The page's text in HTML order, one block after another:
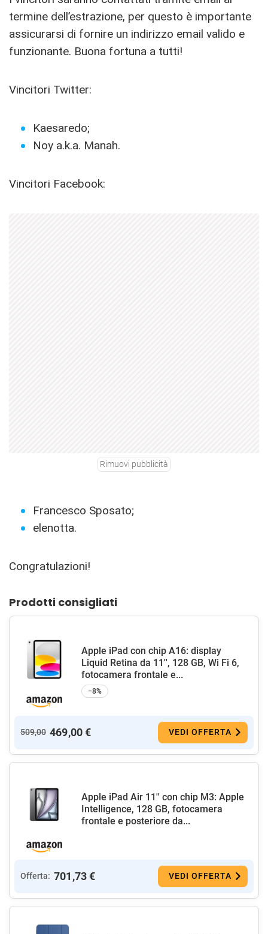
termine dell’estrazione, per questo è importante
assicurarsi di fornire un indirizzo email valido e
funzionante. Buona fortuna a tutti!
Vincitori Twitter:
Kaesaredo;
Noy a.k.a. Manah.
Vincitori Facebook:
Rimuovi pubblicità
Francesco Sposato;
elenotta.
Congratulazioni!
Prodotti consigliati
Apple iPad con chip A16: display
Liquid Retina da 11'', 128 GB, Wi Fi 6,
fotocamera frontale e...
−8%
509,00 469,00 € VEDI OFFERTA
Apple iPad Air 11'' con chip M3: Apple
Intelligence, 128 GB, fotocamera
frontale e posteriore da...
Offerta: 701,73 € VEDI OFFERTA